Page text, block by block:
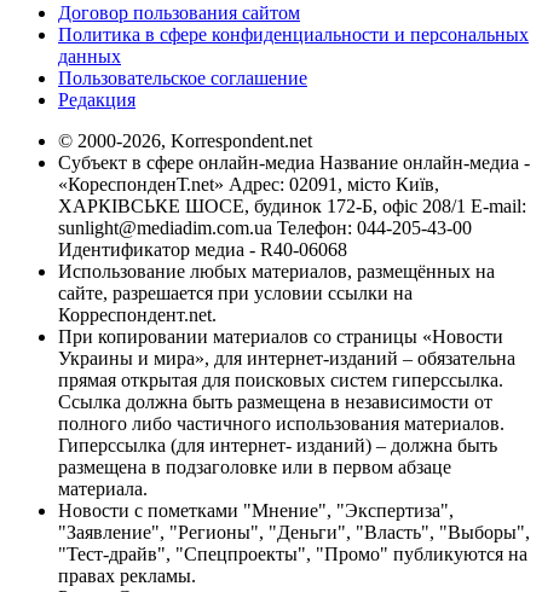
Договор пользования сайтом
Политика в сфере конфиденциальности и персональных
данных
Пользовательское соглашение
Редакция
© 2000-2026, Korrespondent.net
Субъект в сфере онлайн-медиа Название онлайн-медиа -
«КореспонденТ.net» Адрес: 02091, місто Київ,
ХАРКІВСЬКЕ ШОСЕ, будинок 172-Б, офіс 208/1 E-mail:
sunlight@mediadim.com.ua Телефон: 044-205-43-00
Идентификатор медиа - R40-06068
Использование любых материалов, размещённых на
сайте, разрешается при условии ссылки на
Корреспондент.net.
При копировании материалов со страницы «Новости
Украины и мира», для интернет-изданий – обязательна
прямая открытая для поисковых систем гиперссылка.
Ссылка должна быть размещена в независимости от
полного либо частичного использования материалов.
Гиперссылка (для интернет- изданий) – должна быть
размещена в подзаголовке или в первом абзаце
материала.
Новости с пометками "Мнение", "Экспертиза",
"Заявление", "Регионы", "Деньги", "Власть", "Выборы",
"Тест-драйв", "Спецпроекты", "Промо" публикуются на
правах рекламы.